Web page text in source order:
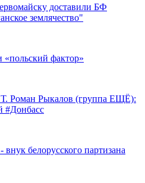
доставили БФ
землячество"
«польский фактор»
Рыкалов (группа ЕЩЁ):
#Донбасс
белорусского партизана